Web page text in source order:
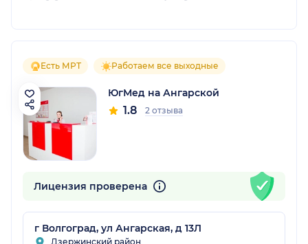
Есть МРТ Работаем все выходные
ЮгМед на Ангарской
1.8 2 отзыва
Лицензия проверена
г Волгоград, ул Ангарская, д 13Л
Дзержинский район